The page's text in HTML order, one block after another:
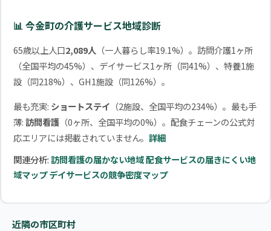
📊 今金町の介護サービス地域診断
65歳以上人口2,089人（一人暮らし率19.1%）。訪問介護1ヶ所
（全国平均の45%）、デイサービス1ヶ所（同41%）、特養1施
設（同218%）、GH1施設（同126%）。
最も充実: ショートステイ （2施設、全国平均の234%）。最も手
薄:訪問看護（0ヶ所、全国平均の0%）。配食チェーンの公式対
応エリアには掲載されていません。 詳細
関連分析:訪問看護の届かない地域配食サービスの届きにくい地
域マップ デイサービスの競争密度マップ
近隣の市区町村